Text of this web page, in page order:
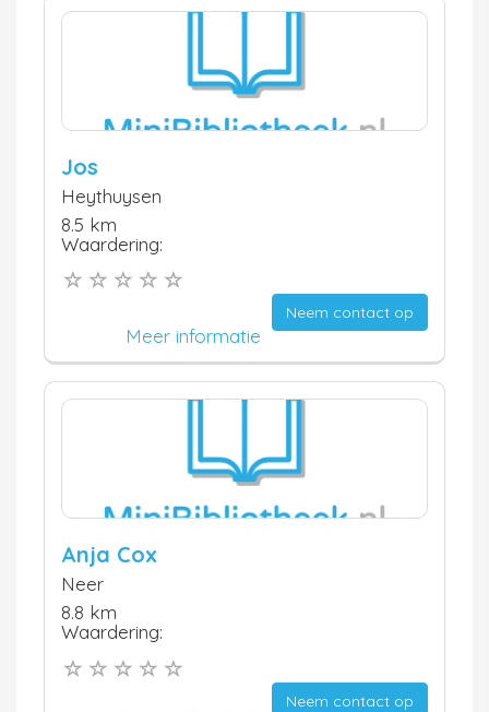
Jos
Heythuysen
8.5 km
Waardering:
Neem contact op
Meer informatie
Anja Cox
Neer
8.8 km
Waardering:
Neem contact op